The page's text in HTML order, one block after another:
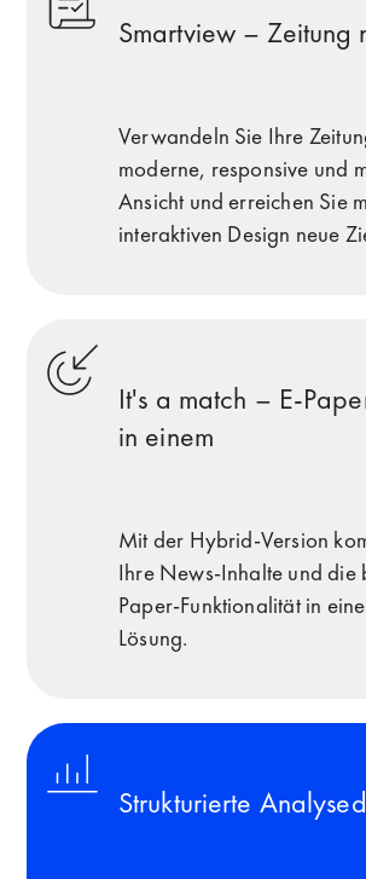
Smartview – Zeitung
Verwandeln Sie Ihre
moderne, responsive und
Ansicht und erreichen Sie
interaktiven Design neue
It's a match – E-
in einem
Mit der Hybrid-Version
Ihre News-Inhalte und die
Paper-Funktionalität in
Lösung.
Strukturierte